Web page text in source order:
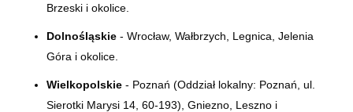
Brzeski i okolice.
Dolnośląskie- Wrocław, Wałbrzych, Legnica, Jelenia
Góra i okolice.
Wielkopolskie- Poznań (Oddział lokalny: Poznań, ul.
Sierotki Marysi 14, 60-193) , Gniezno, Leszno i